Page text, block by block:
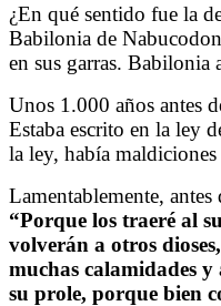
¿En qué sentido fue la
Babilonia de
en sus garras. Babilonia
Unos 1.000 años antes
Estaba escrito en la ley
la ley, había
Lamentablemente,
“Porque los traeré al
volverán a otros
muchas calamidades y
su prole, porque bien